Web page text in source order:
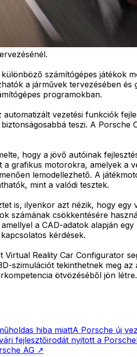
számítógépes játékok
a járművek tervezésében
programokban.
vezetési funkciók
teszi. A
hogy a jövő autóinak
grafikus motorokra, amelyek
lemodellezhető. A
mint a valódi tesztek.
is, ilyenkor azt nézik, hogy
számának csökkentésére
a CAD-adatok alapján
kérdések.
Reality Car Configurator
szimulációt tekinthetnek meg
ötvözéséből jön
hiba miattA Porsche új
fejlesztőirodát nyitott a Porsche
AG ↗